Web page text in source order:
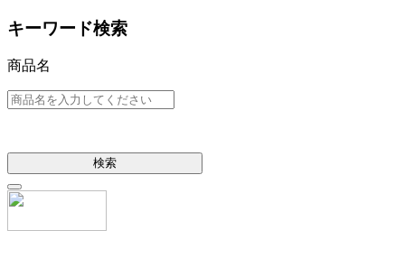
キーワード検索
商品名
検索